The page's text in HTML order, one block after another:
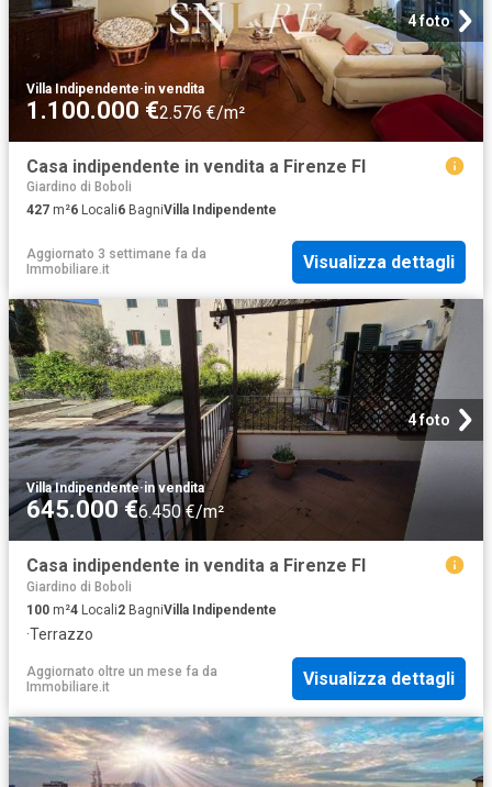
4 foto
Villa Indipendente·in vendita
1.100.000 €2.576 €/m²
Casa indipendente in vendita a Firenze FI
Giardino di Boboli
427 m²6 Locali6 BagniVilla Indipendente
Aggiornato 3 settimane fa da
Immobiliare.it
Visualizza dettagli
4 foto
Villa Indipendente·in vendita
645.000 €6.450 €/m²
Casa indipendente in vendita a Firenze FI
Giardino di Boboli
100 m²4 Locali2 BagniVilla Indipendente
·Terrazzo
Aggiornato oltre un mese fa da
Immobiliare.it
Visualizza dettagli